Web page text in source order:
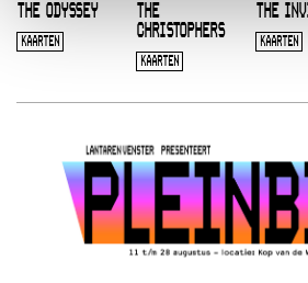
THE ODYSSEY
KAARTEN
THE
CHRISTOPHERS
KAARTEN
THE
KAARTEN